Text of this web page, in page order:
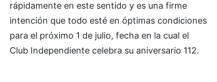
rápidamente en este sentido y es una firme
intención que todo esté en óptimas condiciones
para el próximo 1 de julio, fecha en la cual el
Club Independiente celebra su aniversario 112.